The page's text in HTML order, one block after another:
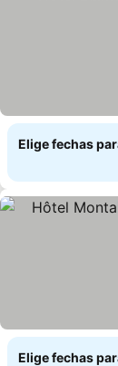
Elige fechas
Elige fechas